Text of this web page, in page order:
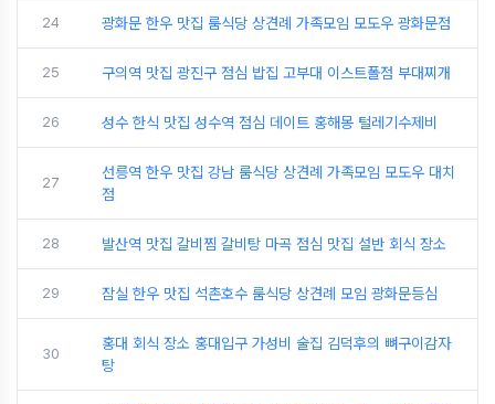
24 광화문 한우 맛집 룸식당 상견례 가족모임 모도우 광화문점
25 구의역 맛집 광진구 점심 밥집 고부대 이스트폴점 부대찌개
26 성수 한식 맛집 성수역 점심 데이트 홍해몽 털레기수제비
27
선릉역 한우 맛집 강남 룸식당 상견례 가족모임 모도우 대치
점
28 발산역 맛집 갈비찜 갈비탕 마곡 점심 맛집 설반 회식 장소
29 잠실 한우 맛집 석촌호수 룸식당 상견례 모임 광화문등심
30
홍대 회식 장소 홍대입구 가성비 술집 김덕후의 뼈구이감자
탕